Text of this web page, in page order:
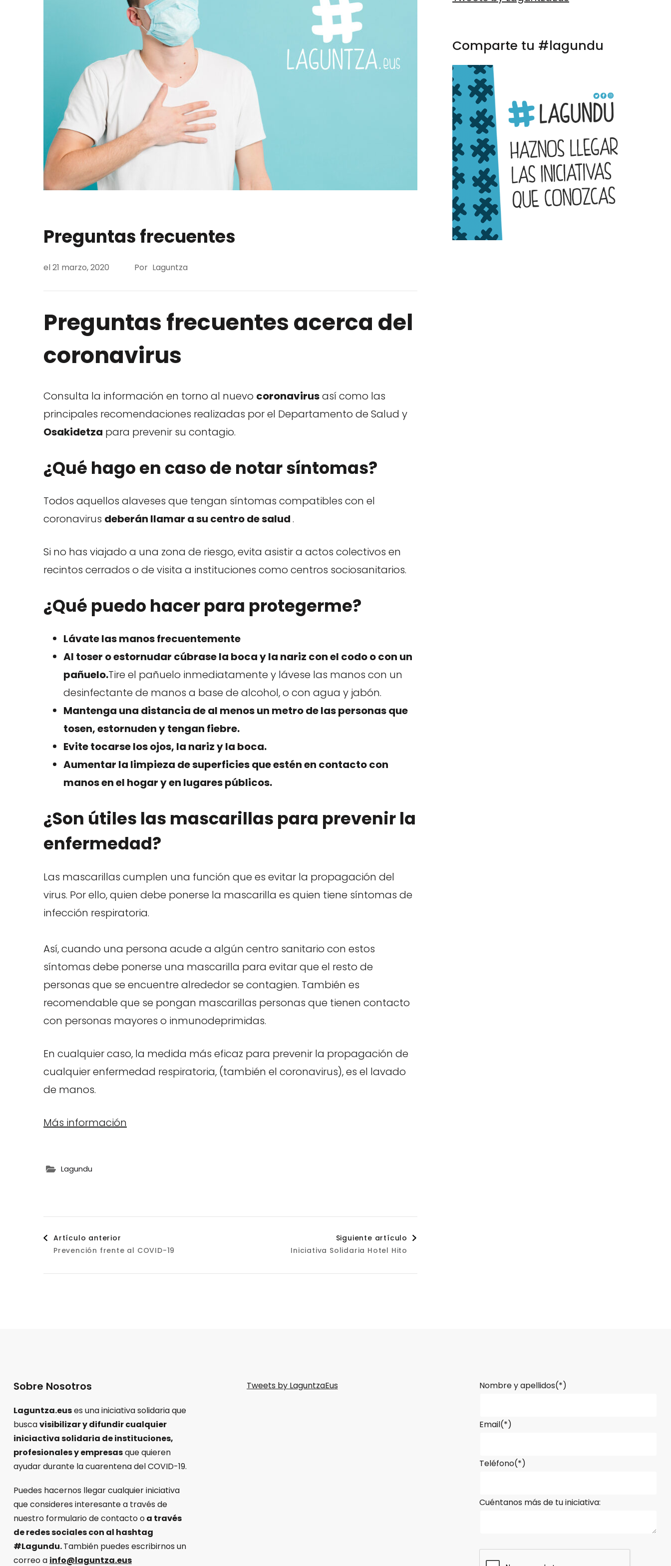
Preguntas frecuentes
el21 marzo, 2020 Por Laguntza
Preguntas frecuentes acerca del
coronavirus
Consulta la información en torno al nuevo coronavirusasí como las
principales recomendaciones realizadas por el Departamento de Salud y
Osakidetza para prevenir su contagio.
¿Qué hago en caso de notar síntomas?
Todos aquellos alaveses que tengan síntomas compatibles con el
coronavirus deberán llamar a su centro de salud.
Si no has viajado a una zona de riesgo, evita asistir a actos colectivos en
recintos cerrados o de visita a instituciones como centros sociosanitarios.
¿Qué puedo hacer para protegerme?
Lávate las manos frecuentemente
Al toser o estornudar cúbrase la boca y la nariz con el codo o con un
pañuelo.Tire el pañuelo inmediatamente y lávese las manos con un
desinfectante de manos a base de alcohol, o con agua y jabón.
Mantenga una distancia de al menos un metro de las personas que
tosen, estornuden y tengan fiebre.
Evite tocarse los ojos, la nariz y la boca.
Aumentar la limpieza de superficies que estén en contacto con
manos en el hogar y en lugares públicos.
¿Son útiles las mascarillas para prevenir la
enfermedad?
Las mascarillas cumplen una función que es evitar la propagación del
virus. Por ello, quien debe ponerse la mascarilla es quien tiene síntomas de
infección respiratoria.
Así, cuando una persona acude a algún centro sanitario con estos
síntomas debe ponerse una mascarilla para evitar que el resto de
personas que se encuentre alrededor se contagien. También es
recomendable que se pongan mascarillas personas que tienen contacto
con personas mayores o inmunodeprimidas.
En cualquier caso, la medida más eficaz para prevenir la propagación de
cualquier enfermedad respiratoria, (también el coronavirus), es el lavado
de manos.
Más información
Lagundu
Navegación
de
Artículo anterior
Prevención frente al COVID-19
Siguiente artículo
Iniciativa Solidaria Hotel Hito
Comparte tu #lagundu
Sobre Nosotros
Laguntza.euses una iniciativa solidaria que
buscavisibilizar y difundir cualquier
iniciactiva solidaria de instituciones,
profesionales y empresasque quieren
ayudar durante la cuarentena del COVID-19.
Puedes hacernos llegar cualquier iniciativa
que consideres interesante a través de
nuestro formulario de contacto oa través
de redes sociales con al hashtag
#Lagundu.También puedes escribirnos un
correo a info@laguntza.eus
Tweets by LaguntzaEus Nombre y apellidos(*)
Email(*)
Teléfono(*)
Cuéntanos más de tu iniciativa: